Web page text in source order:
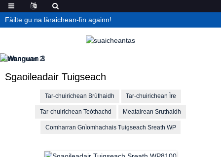
Fàilte gu na làraichean-lìn againn!
Sgaoileadair Tuigseach
Tar-chuirichean Brùthaidh Tar-chuirichean Ìre
Tar-chuirichean Teòthachd Meatairean Sruthaidh
Comharran Gnìomhachais Tuigseach Sreath WP